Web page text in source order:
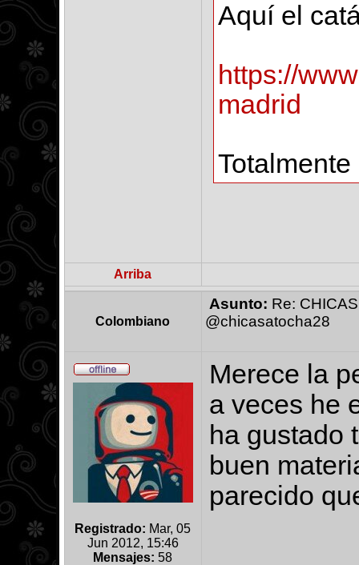
Aquí el
https://
madrid
Arriba
Colombiano
Asunto: Re:
@chicasatocha28
Registrado: Mar, 05
Jun 2012, 15:46
Mensajes: 58
Merece la
a veces he
ha gustado
buen
parecido